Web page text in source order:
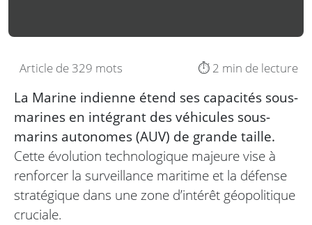
Article de 329 mots ⏱️ 2 min de lecture
La Marine indienne étend ses capacités sous-
marines en intégrant des véhicules sous-
marins autonomes (AUV) de grande taille.
Cette évolution technologique majeure vise à
renforcer la surveillance maritime et la défense
stratégique dans une zone d’intérêt géopolitique
cruciale.